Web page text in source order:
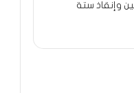
وإنقاذ ستة